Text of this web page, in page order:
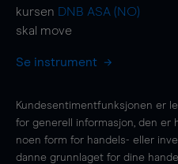
kursen DNB ASA (NO)
skal move
Se instrument
Kundesentimentfunksjonen er
for generell informasjon, den er
noen form for handels- eller
danne grunnlaget for dine